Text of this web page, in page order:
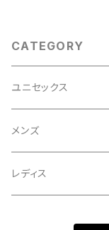
CATEGORY
ユニセックス
メンズ
レディス